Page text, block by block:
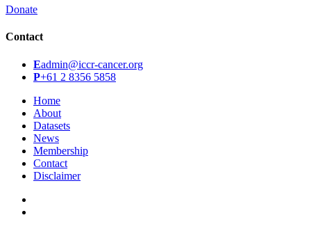
Donate
Contact
Eadmin@iccr-cancer.org
P+61 2 8356 5858
Home
About
Datasets
News
Membership
Contact
Disclaimer